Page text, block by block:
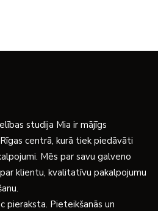
studija Mia ir mājīgs
centrā, kurā tiek piedāvāti
Mēs par savu galveno
klientu, kvalitatīvu pakalpojumu
pieraksta. Pieteikšanās un